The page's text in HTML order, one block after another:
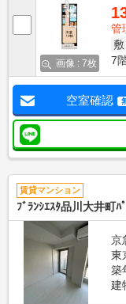
画像 : 7枚
管
敷
7
空室確認
賃貸マンション
ﾌﾞﾗﾝｼｴｽﾀ品川大井町ﾊ
京
東
築
建